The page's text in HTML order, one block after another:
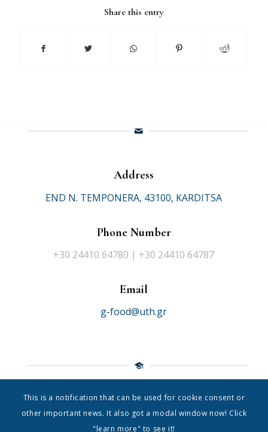
Share this entry
Address
END N. TEMPONERA, 43100, KARDITSA
Phone Number
+30 24410 64780 | +30 24410 64787
Email
g-food@uth.gr
© 2021 Department of Food Science Nutrition|University of
Thessaly
This is a notification that can be used for cookie consent or
other important news. It also got a modal window now! Click
"learn more" to see it!